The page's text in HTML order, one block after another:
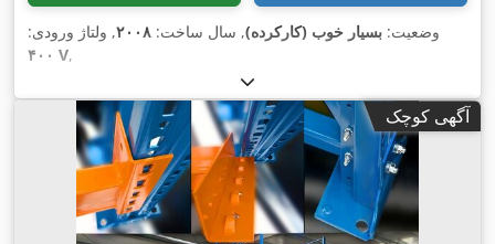
وضعیت: بسیار خوب (کارکرده), سال ساخت: ۲۰۰۸, ولتاژ ورودی:
۴۰۰ V,
آگهی کوچک